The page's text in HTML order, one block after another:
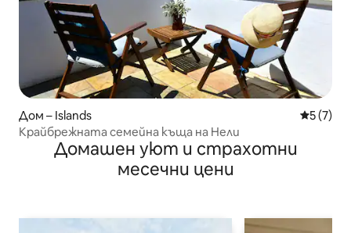
Дом – Islands Средна
5 (7)
Крайбрежната семейна къща на Нели
Домашен уют и страхотни
месечни цени